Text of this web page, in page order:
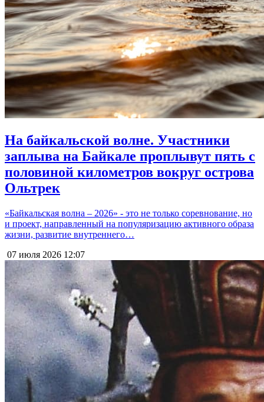
На байкальской волне. Участники
заплыва на Байкале проплывут пять с
половиной километров вокруг острова
Ольтрек
«Байкальская волна – 2026» - это не только соревнование, но
и проект, направленный на популяризацию активного образа
жизни, развитие внутреннего…
07 июля 2026 12:07